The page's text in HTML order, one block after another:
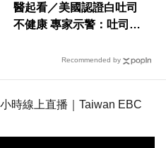
醫起看／美國認證白吐司
不健康 專家示警：吐司邊
Recommended by
時線上直播｜Taiwan EBC